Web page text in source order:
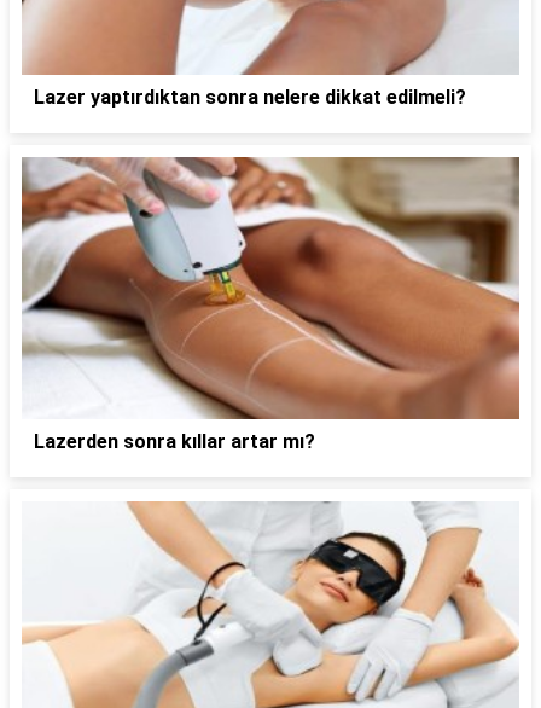
Lazer yaptırdıktan sonra nelere dikkat edilmeli?
Lazerden sonra kıllar artar mı?